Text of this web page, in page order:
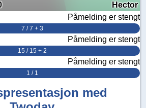
Hector
Påmelding er stengt
7 / 7 + 3
Påmelding er stengt
15 / 15 + 2
Påmelding er stengt
1 / 1
med